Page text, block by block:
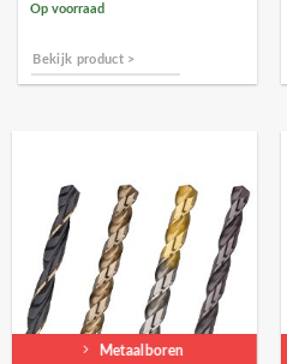
Op voorraad
Bekijk product >
Metaalboren